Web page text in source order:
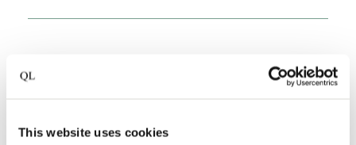
This website uses cookies
Zahlung & Kaution